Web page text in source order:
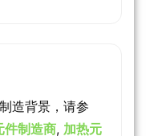
造背景，请参
件制造商, 加热元